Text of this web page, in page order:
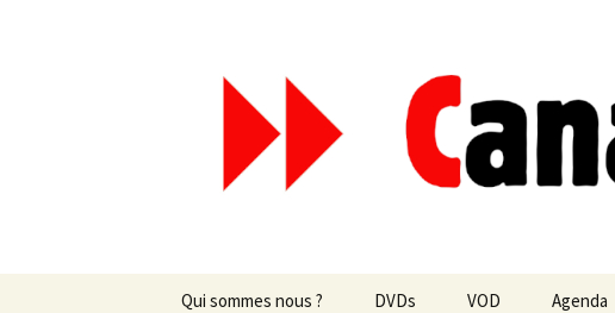
Canal
Qui sommes nous ? DVDs VOD Agenda